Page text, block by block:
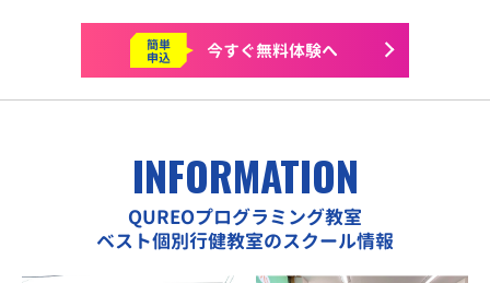
簡単
申込 今すぐ無料体験へ
INFORMATION
QUREOプログラミング教室
ベスト個別行健教室のスクール情報